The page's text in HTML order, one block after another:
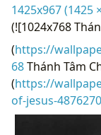
1425x967 (1425
(![1024x768
(https://
68Thánh Tâm
(https://
of-jesus-4876270